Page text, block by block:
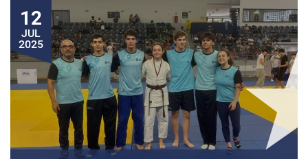
12
JUL
2025